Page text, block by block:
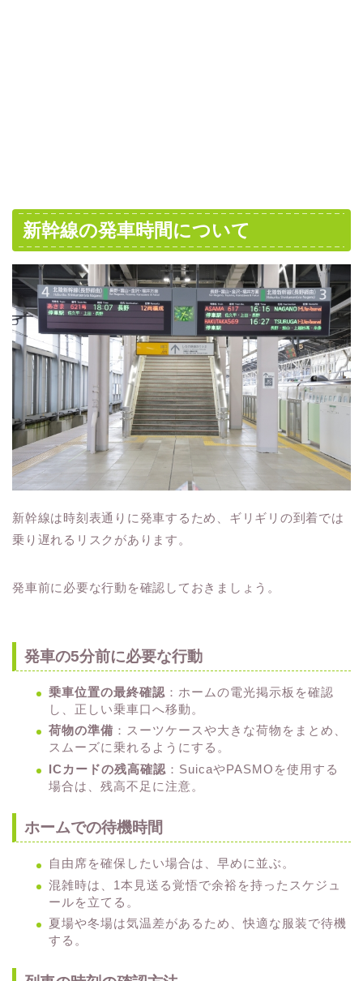
新幹線の発車時間について
新幹線は時刻表通りに発車するため、ギリギリの到着では
乗り遅れるリスクがあります。
発車前に必要な行動を確認しておきましょう。
発車の5分前に必要な行動
乗車位置の最終確認 ：ホームの電光掲示板を確認
し、正しい乗車口へ移動。
荷物の準備 ：スーツケースや大きな荷物をまとめ、
スムーズに乗れるようにする。
ICカードの残高確認 ：SuicaやPASMOを使用する
場合は、残高不足に注意。
ホームでの待機時間
自由席を確保したい場合は、早めに並ぶ。
混雑時は、1本見送る覚悟で余裕を持ったスケジュ
ールを立てる。
夏場や冬場は気温差があるため、快適な服装で待機
する。